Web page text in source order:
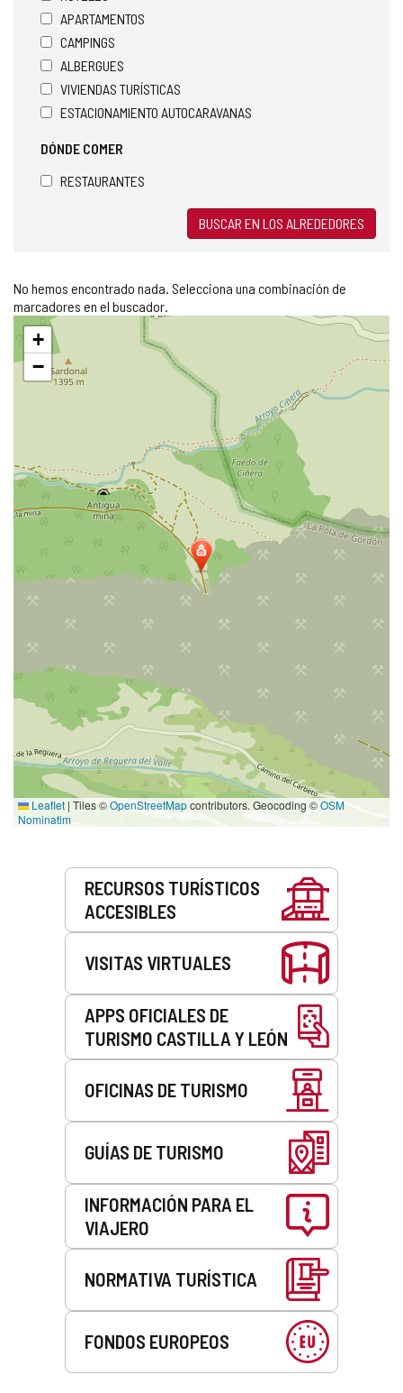
APARTAMENTOS
CAMPINGS
ALBERGUES
VIVIENDAS TURÍSTICAS
ESTACIONAMIENTO AUTOCARAVANAS
DÓNDE COMER
RESTAURANTES
BUSCAR EN LOS ALREDEDORES
No hemos encontrado nada. Selecciona una combinación de
marcadores en el buscador.
Saltar
mapa
+
−
Leaflet | Tiles ©OpenStreetMapcontributors. Geocoding ©OSM
Nominatim
RECURSOS TURÍSTICOS
ACCESIBLES
VISITAS VIRTUALES
APPS OFICIALES DE
TURISMO CASTILLA Y LEÓN
OFICINAS DE TURISMO
GUÍAS DE TURISMO
INFORMACIÓN PARA EL
VIAJERO
NORMATIVA TURÍSTICA
FONDOS EUROPEOS